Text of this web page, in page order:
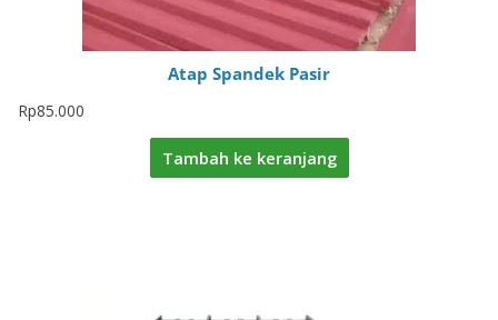
Atap Spandek Pasir
Rp85.000
Tambah ke keranjang